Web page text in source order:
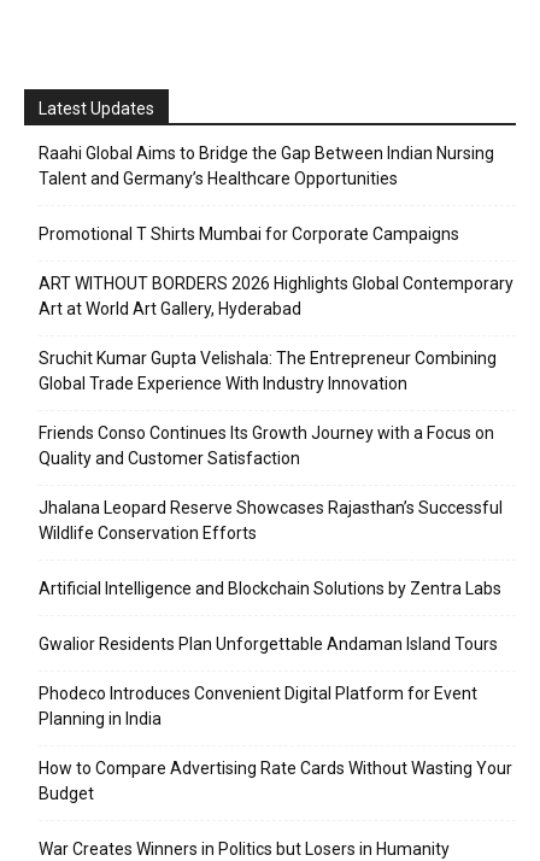
Latest Updates
Raahi Global Aims to Bridge the Gap Between Indian Nursing
Talent and Germany’s Healthcare Opportunities
Promotional T Shirts Mumbai for Corporate Campaigns
ART WITHOUT BORDERS 2026 Highlights Global Contemporary
Art at World Art Gallery, Hyderabad
Sruchit Kumar Gupta Velishala: The Entrepreneur Combining
Global Trade Experience With Industry Innovation
Friends Conso Continues Its Growth Journey with a Focus on
Quality and Customer Satisfaction
Jhalana Leopard Reserve Showcases Rajasthan’s Successful
Wildlife Conservation Efforts
Artificial Intelligence and Blockchain Solutions by Zentra Labs
Gwalior Residents Plan Unforgettable Andaman Island Tours
Phodeco Introduces Convenient Digital Platform for Event
Planning in India
How to Compare Advertising Rate Cards Without Wasting Your
Budget
War Creates Winners in Politics but Losers in Humanity